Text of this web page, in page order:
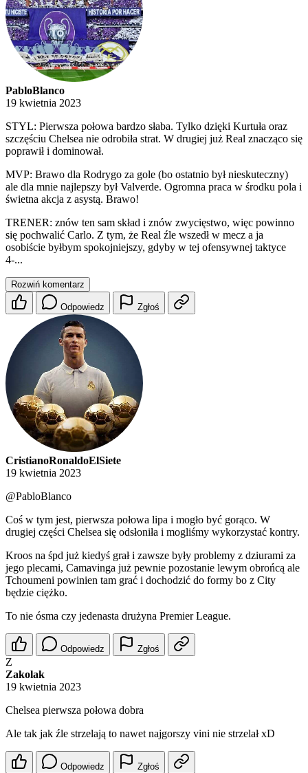
PabloBlanco
19 kwietnia 2023
STYL: Pierwsza połowa bardzo słaba. Tylko dzięki Kurtuła oraz
szczęściu Chelsea nie odrobiła strat. W drugiej już Real znacząco się
poprawił i dominował.
MVP: Brawo dla Rodrygo za gole (bo ostatnio był nieskuteczny)
ale dla mnie najlepszy był Valverde. Ogromna praca w środku pola i
świetna akcja z asystą. Brawo!
TRENER: znów ten sam skład i znów zwycięstwo, więc powinno
się pochwalić Carlo. Z tym, że Real źle wszedł w mecz a ja
osobiście byłbym spokojniejszy, gdyby w tej ofensywnej taktyce
4-...
Rozwiń komentarz
Odpowiedz Zgłoś
CristianoRonaldoElSiete
19 kwietnia 2023
@PabloBlanco
Coś w tym jest, pierwsza połowa lipa i mogło być gorąco. W
drugiej części Chelsea się odsłoniła i mogliśmy wykorzystać kontry.
Kroos na śpd już kiedyś grał i zawsze były problemy z dziurami za
jego plecami, Camavinga już pewnie pozostanie lewym obrońcą ale
Tchoumeni powinien tam grać i dochodzić do formy bo z City
będzie ciężko.
To nie ósma czy jedenasta drużyna Premier League.
Odpowiedz Zgłoś
Z
Zakolak
19 kwietnia 2023
Chelsea pierwsza połowa dobra
Ale tak jak źle strzelają to nawet najgorszy vini nie strzelał xD
Odpowiedz Zgłoś